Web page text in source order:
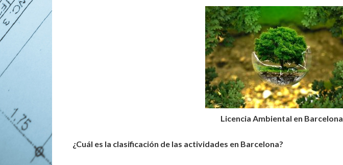
Licencia Ambiental en Barcelona
¿Cuál es la clasificación de las actividades en Barcelona?